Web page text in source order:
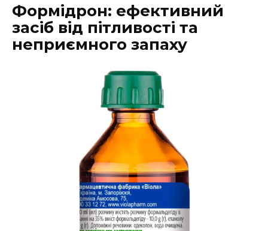
Формідрон: ефективний
засіб від пітливості та
неприємного запаху